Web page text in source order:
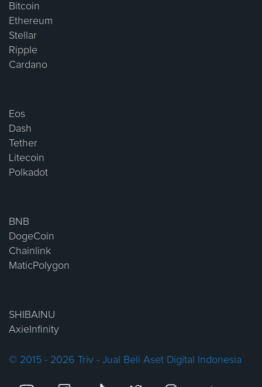
Bitcoin
Ethereum
Stellar
Ripple
Cardano
Eos
Dash
Tether
Litecoin
Polkadot
BNB
DogeCoin
Chainlink
MaticPolygon
SHIBAINU
AxieInfinity
© 2015 - 2026 Triv - Jual Beli Aset Digital Indonesia